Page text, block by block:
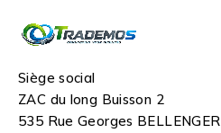
Siège social
ZAC du long Buisson 2
535 Rue Georges BELLENGER